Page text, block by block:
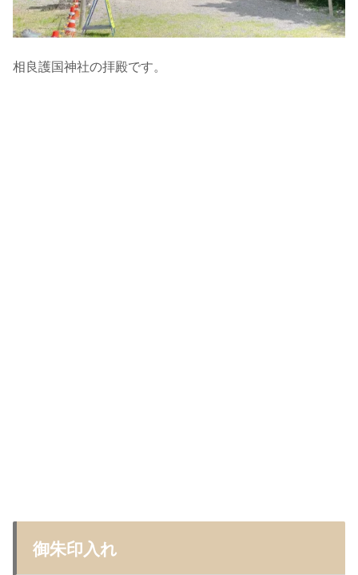
相良護国神社の拝殿です。
御朱印入れ